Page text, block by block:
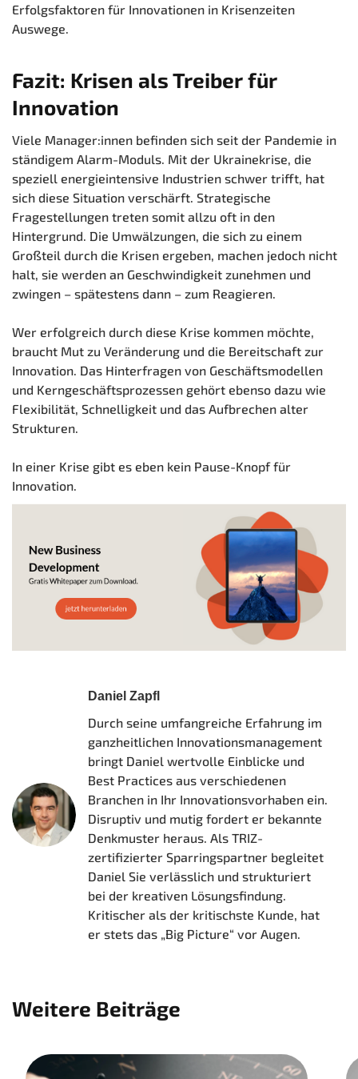
Erfolgsfaktoren für Innovationen in Krisenzeiten
Auswege.
Fazit: Krisen als Treiber für
Innovation
Viele Manager:innen befinden sich seit der Pandemie in
ständigem Alarm-Moduls. Mit der Ukrainekrise, die
speziell energieintensive Industrien schwer trifft, hat
sich diese Situation verschärft. Strategische
Fragestellungen treten somit allzu oft in den
Hintergrund. Die Umwälzungen, die sich zu einem
Großteil durch die Krisen ergeben, machen jedoch nicht
halt, sie werden an Geschwindigkeit zunehmen und
zwingen – spätestens dann – zum Reagieren.
Wer erfolgreich durch diese Krise kommen möchte,
braucht Mut zu Veränderung und die Bereitschaft zur
Innovation. Das Hinterfragen von Geschäftsmodellen
und Kerngeschäftsprozessen gehört ebenso dazu wie
Flexibilität, Schnelligkeit und das Aufbrechen alter
Strukturen.
In einer Krise gibt es eben kein Pause-Knopf für
Innovation.
Daniel Zapfl
Durch seine umfangreiche Erfahrung im
ganzheitlichen Innovationsmanagement
bringt Daniel wertvolle Einblicke und
Best Practices aus verschiedenen
Branchen in Ihr Innovationsvorhaben ein.
Disruptiv und mutig fordert er bekannte
Denkmuster heraus. Als TRIZ-
zertifizierter Sparringspartner begleitet
Daniel Sie verlässlich und strukturiert
bei der kreativen Lösungsfindung.
Kritischer als der kritischste Kunde, hat
er stets das „Big Picture“ vor Augen.
Weitere Beiträge